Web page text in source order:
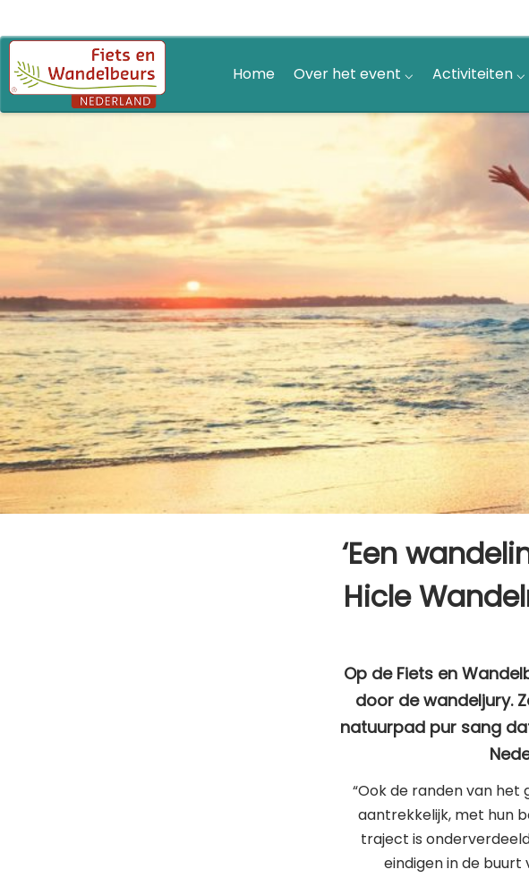
Home Over het event ⌵ Activiteiten ⌵
‘Een
Hicle
Op de Fiets en
door de wandeljury.
natuurpad pur sang
“Ook de randen van
aantrekkelijk, met hun
traject is
eindigen in de buurt